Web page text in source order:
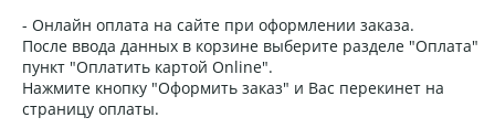
- Онлайн оплата на сайте при оформлении заказа.
После ввода данных в корзине выберите разделе "Оплата"
пункт "Оплатить картой Online".
Нажмите кнопку "Оформить заказ" и Вас перекинет на
страницу оплаты.